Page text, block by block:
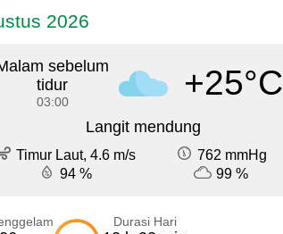
2026
sebelum
tidur
03:00 +25°C
Langit mendung
Timur Laut, 4.6 m/s
762 mmHg
94 %
99 %
Durasi Hari